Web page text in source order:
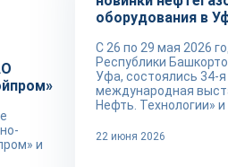
и
оборудования в
С 26 по 29 мая 2026
Республики
Уфа, состоялись 34-я
международная
Нефть. Технологии» и
22 июня 2026